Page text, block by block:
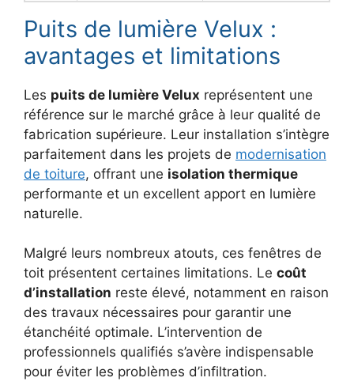
Puits de lumière Velux :
avantages et limitations
Les puits de lumière Velux représentent une
référence sur le marché grâce à leur qualité de
fabrication supérieure. Leur installation s’intègre
parfaitement dans les projets de modernisation
de toiture, offrant une isolation thermique
performante et un excellent apport en lumière
naturelle.
Malgré leurs nombreux atouts, ces fenêtres de
toit présentent certaines limitations. Le coût
d’installation reste élevé, notamment en raison
des travaux nécessaires pour garantir une
étanchéité optimale. L’intervention de
professionnels qualifiés s’avère indispensable
pour éviter les problèmes d’infiltration.